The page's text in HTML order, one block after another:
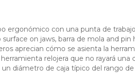
ergonómico con una punta de
on jaws, barra de mola and
aprecian cómo se asienta la
relojera que no rayará una
diámetro de caja típico del rango